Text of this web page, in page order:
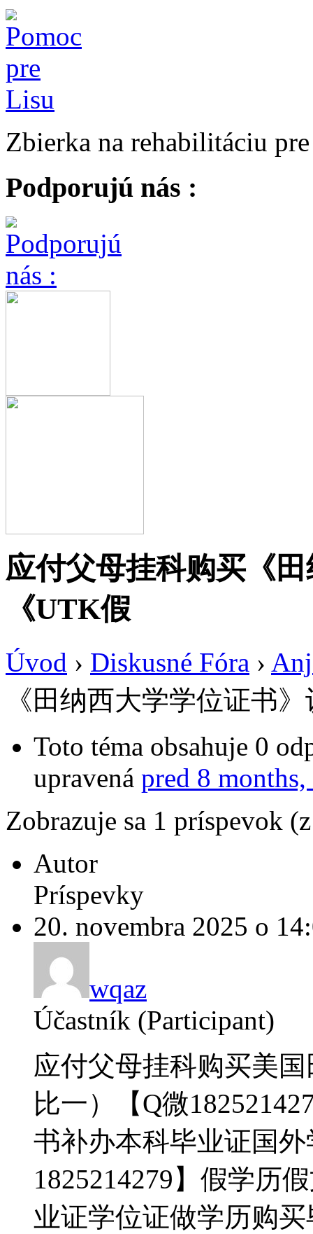
Zbierka na rehabilitáciu
Podporujú nás :
应付父母挂科购买《
《UTK假
Úvod › Diskusné Fóra ›
《田纳西大学学位证书
Toto téma obsahuje 0
upravená pred 8 months,
Zobrazuje sa 1 príspevok
Autor
Príspevky
20. novembra 2025 o
wqaz
Účastník (Participant)
应付父母挂科购买美
比一）【Q微
书补办本科毕业证国
1825214279】假学历
业证学位证做学历购